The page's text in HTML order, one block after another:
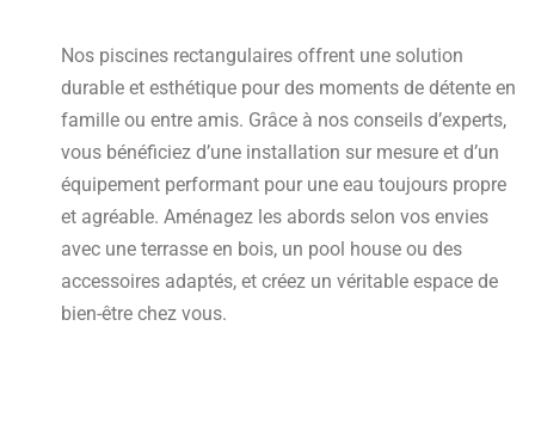
Nos piscines rectangulaires offrent une solution
durable et esthétique pour des moments de détente en
famille ou entre amis. Grâce à nos conseils d’experts,
vous bénéficiez d’une installation sur mesure et d’un
équipement performant pour une eau toujours propre
et agréable. Aménagez les abords selon vos envies
avec une terrasse en bois, un pool house ou des
accessoires adaptés, et créez un véritable espace de
bien-être chez vous.